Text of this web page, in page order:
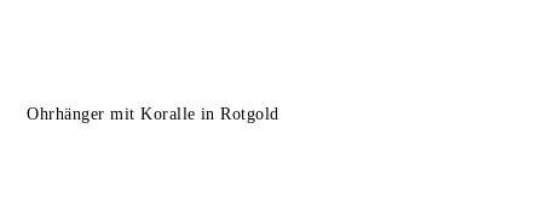
Ohrhänger mit Koralle in Rotgold